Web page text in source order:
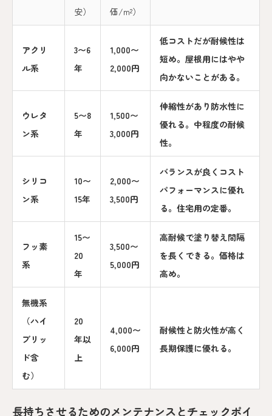
安）
価/m²）
アクリ
ル系
3〜6
年
1,000〜
2,000円
低コストだが耐候性は
短め。屋根用にはやや
向かないことがある。
ウレタ
ン系
5〜8
年
1,500〜
3,000円
伸縮性があり防水性に
優れる。中程度の耐候
性。
シリコ
ン系
10〜
15年
2,000〜
3,500円
バランスが良くコスト
パフォーマンスに優れ
る。住宅用の定番。
フッ素
系
15〜
20
年
3,500〜
5,000円
高耐候で塗り替え間隔
を長くできる。価格は
高め。
無機系
（ハイ
ブリッ
ド含
む）
20
年以
上
4,000〜
6,000円
耐候性と防火性が高く
長期保護に優れる。
長持ちさせるためのメンテナンスとチェックポイ